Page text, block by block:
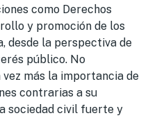
como Derechos
y promoción de los
desde la perspectiva de
público. No
más la importancia de
contrarias a su
sociedad civil fuerte y